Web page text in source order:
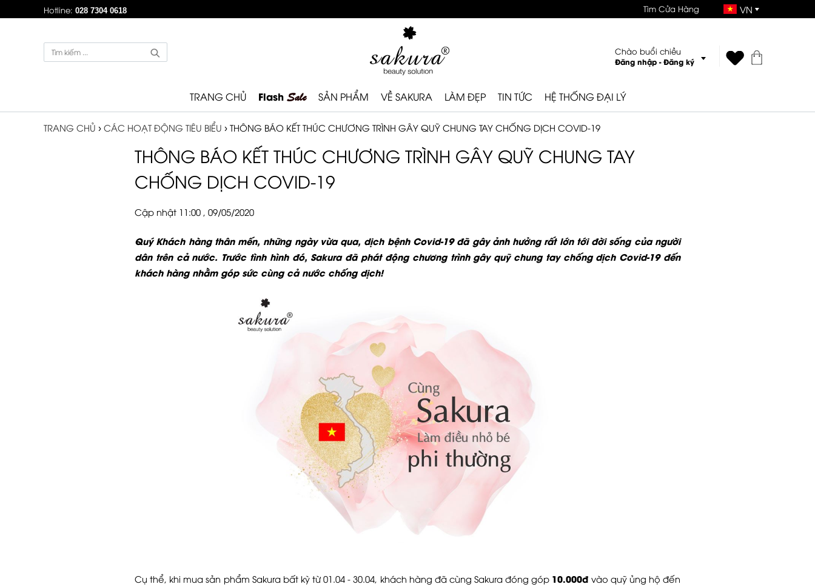
Hotline: 028 7304 0618 Tìm Cửa Hàng VN
Chào buổi chiều
Đăng nhập -Đăng ký
TRANG CHỦ Flash Sale SẢN PHẨM VỀ SAKURA LÀM ĐẸP TIN TỨC HỆ THỐNG ĐẠI LÝ
TRANG CHỦ › CÁC HOẠT ĐỘNG TIÊU BIỂU › THÔNG BÁO KẾT THÚC CHƯƠNG TRÌNH GÂY QUỸ CHUNG TAY CHỐNG DỊCH COVID-19
THÔNG BÁO KẾT THÚC CHƯƠNG TRÌNH GÂY QUỸ CHUNG TAY
CHỐNG DỊCH COVID-19
Cập nhật 11:00 , 09/05/2020
Quý Khách hàng thân mến, những ngày vừa qua, dịch bệnh Covid-19 đã gây ảnh hưởng rất lớn tới đời sống của người
dân trên cả nước. Trước tình hình đó, Sakura đã phát động chương trình gây quỹ chung tay chống dịch Covid-19 đến
khách hàng nhằm góp sức cùng cả nước chống dịch!
Cụ thể, khi mua sản phẩm Sakura bất kỳ từ 01.04 - 30.04, khách hàng đã cùng Sakura đóng góp 10.000đ vào quỹ ủng hộ đến